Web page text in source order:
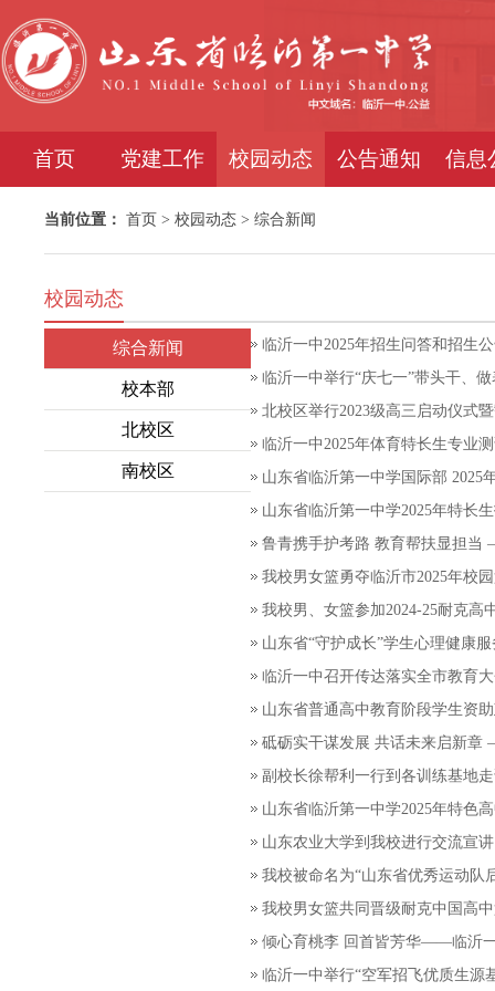
首页 党建工作 校园动态 公告通知 信息
当前位置： 首页 > 校园动态 > 综合新闻
校园动态
综合新闻
校本部
北校区
南校区
临沂一中2025年招生问答和招生
临沂一中举行“庆七一”带头干、
北校区举行2023级高三启动仪式
临沂一中2025年体育特长生专业
山东省临沂第一中学国际部 2025
山东省临沂第一中学2025年特长
鲁青携手护考路 教育帮扶显担
我校男女篮勇夺临沂市2025年校
我校男、女篮参加2024-25耐克高
山东省“守护成长”学生心理健康
临沂一中召开传达落实全市教育
山东省普通高中教育阶段学生资
砥砺实干谋发展 共话未来启新
副校长徐帮利一行到各训练基地
山东省临沂第一中学2025年特色
山东农业大学到我校进行交流宣讲
我校被命名为“山东省优秀运动队
我校男女篮共同晋级耐克中国高
倾心育桃李 回首皆芳华——临沂
临沂一中举行“空军招飞优质生源